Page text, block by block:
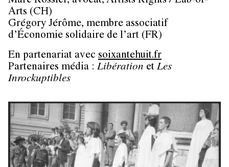
Arts (CH)
Grégory Jérôme, membre associatif
d’Économie solidaire de l’art (FR)
En partenariat avec soixantehuit.fr
Partenaires média : Libération et Les
Inrockuptibles